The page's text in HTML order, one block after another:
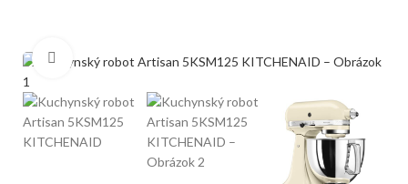
Klikni pre zväčšenie